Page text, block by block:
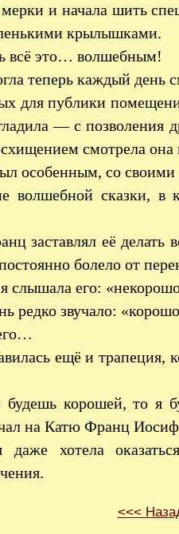
и начала шить
крылышками.
всё это… волшебным!
теперь каждый день
для публики
— с позволения
смотрела она
особенным, со своими
волшебной сказки, в
заставлял её
болело от
слышала его:
редко звучало:
ещё и
корошей, то я
на Катю Франц
даже хотела
<<<